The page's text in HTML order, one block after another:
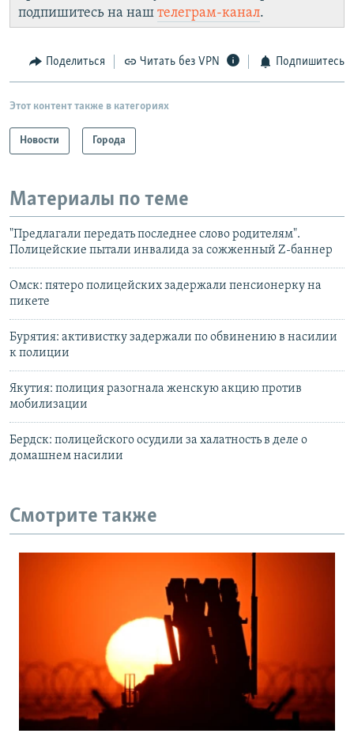
подпишитесь на наш телеграм-канал.
Поделиться Читать без VPN Подпишитесь
Этот контент также в категориях
Новости Города
Материалы по теме
"Предлагали передать последнее слово родителям".
Полицейские пытали инвалида за сожженный Z-баннер
Омск: пятеро полицейских задержали пенсионерку на
пикете
Бурятия: активистку задержали по обвинению в насилии
к полиции
Якутия: полиция разогнала женскую акцию против
мобилизации
Бердск: полицейского осудили за халатность в деле о
домашнем насилии
Смотрите также